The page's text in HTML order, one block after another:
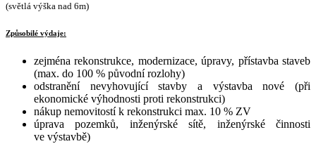
(světlá výška nad 6m)
Způsobilé výdaje:
zejména rekonstrukce, modernizace, úpravy, přístavba staveb
(max. do 100 % původní rozlohy)
odstranění nevyhovující stavby a výstavba nové (při
ekonomické výhodnosti proti rekonstrukci)
nákup nemovitostí k rekonstrukci max. 10 % ZV
úprava pozemků, inženýrské sítě, inženýrské činnosti
ve výstavbě)